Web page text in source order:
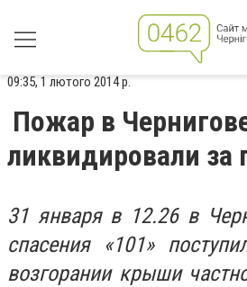
09:35, 1 лютого 2014 р.
Пожар в
ликвидировали за
31 января в 12.26 в
спасения «101»
возгорании крыши